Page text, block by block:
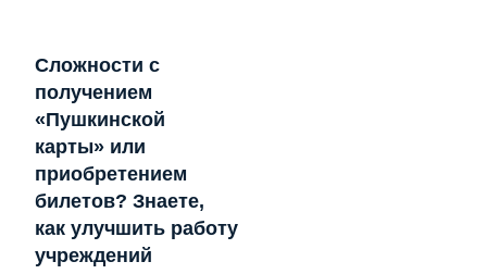
Сложности с
получением
«Пушкинской
карты» или
приобретением
билетов? Знаете,
как улучшить работу
учреждений